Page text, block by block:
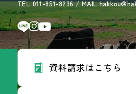
TEL 011-851-8236 / MAIL
資料請求はこちら